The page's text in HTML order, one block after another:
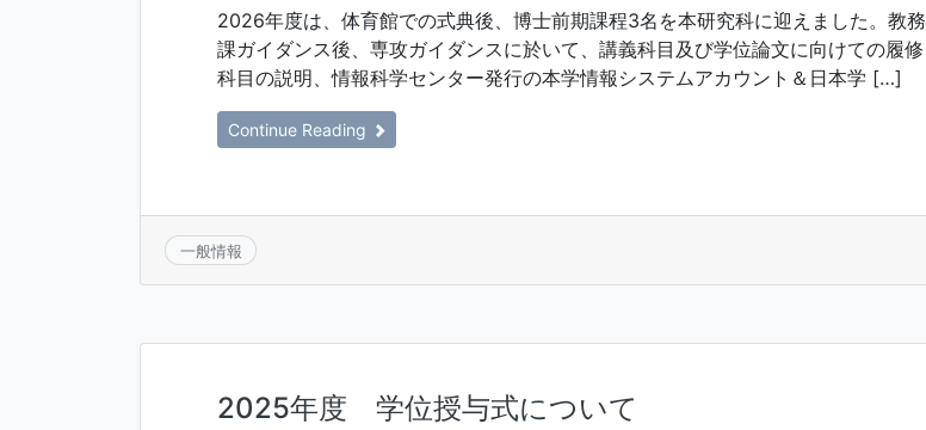
2026年度は、体育館での式典後、博士前期課程3名を本研究科に迎えました。教務
課ガイダンス後、専攻ガイダンスに於いて、講義科目及び学位論文に向けての履修
科目の説明、情報科学センター発行の本学情報システムアカウント＆日本学 […]
Continue Reading
一般情報
2025年度 学位授与式について